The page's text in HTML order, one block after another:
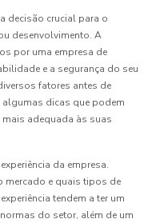
decisão crucial para o
desenvolvimento. A
por uma empresa de
e a segurança do seu
fatores antes de
dicas que podem
adequada às suas
da empresa.
mercado e quais tipos de
tendem a ter um
do setor, além de um